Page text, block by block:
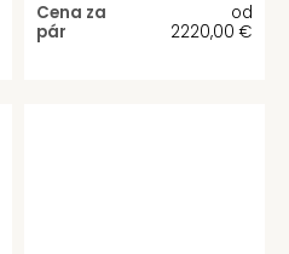
Cena za
pár
od
2220,00 €